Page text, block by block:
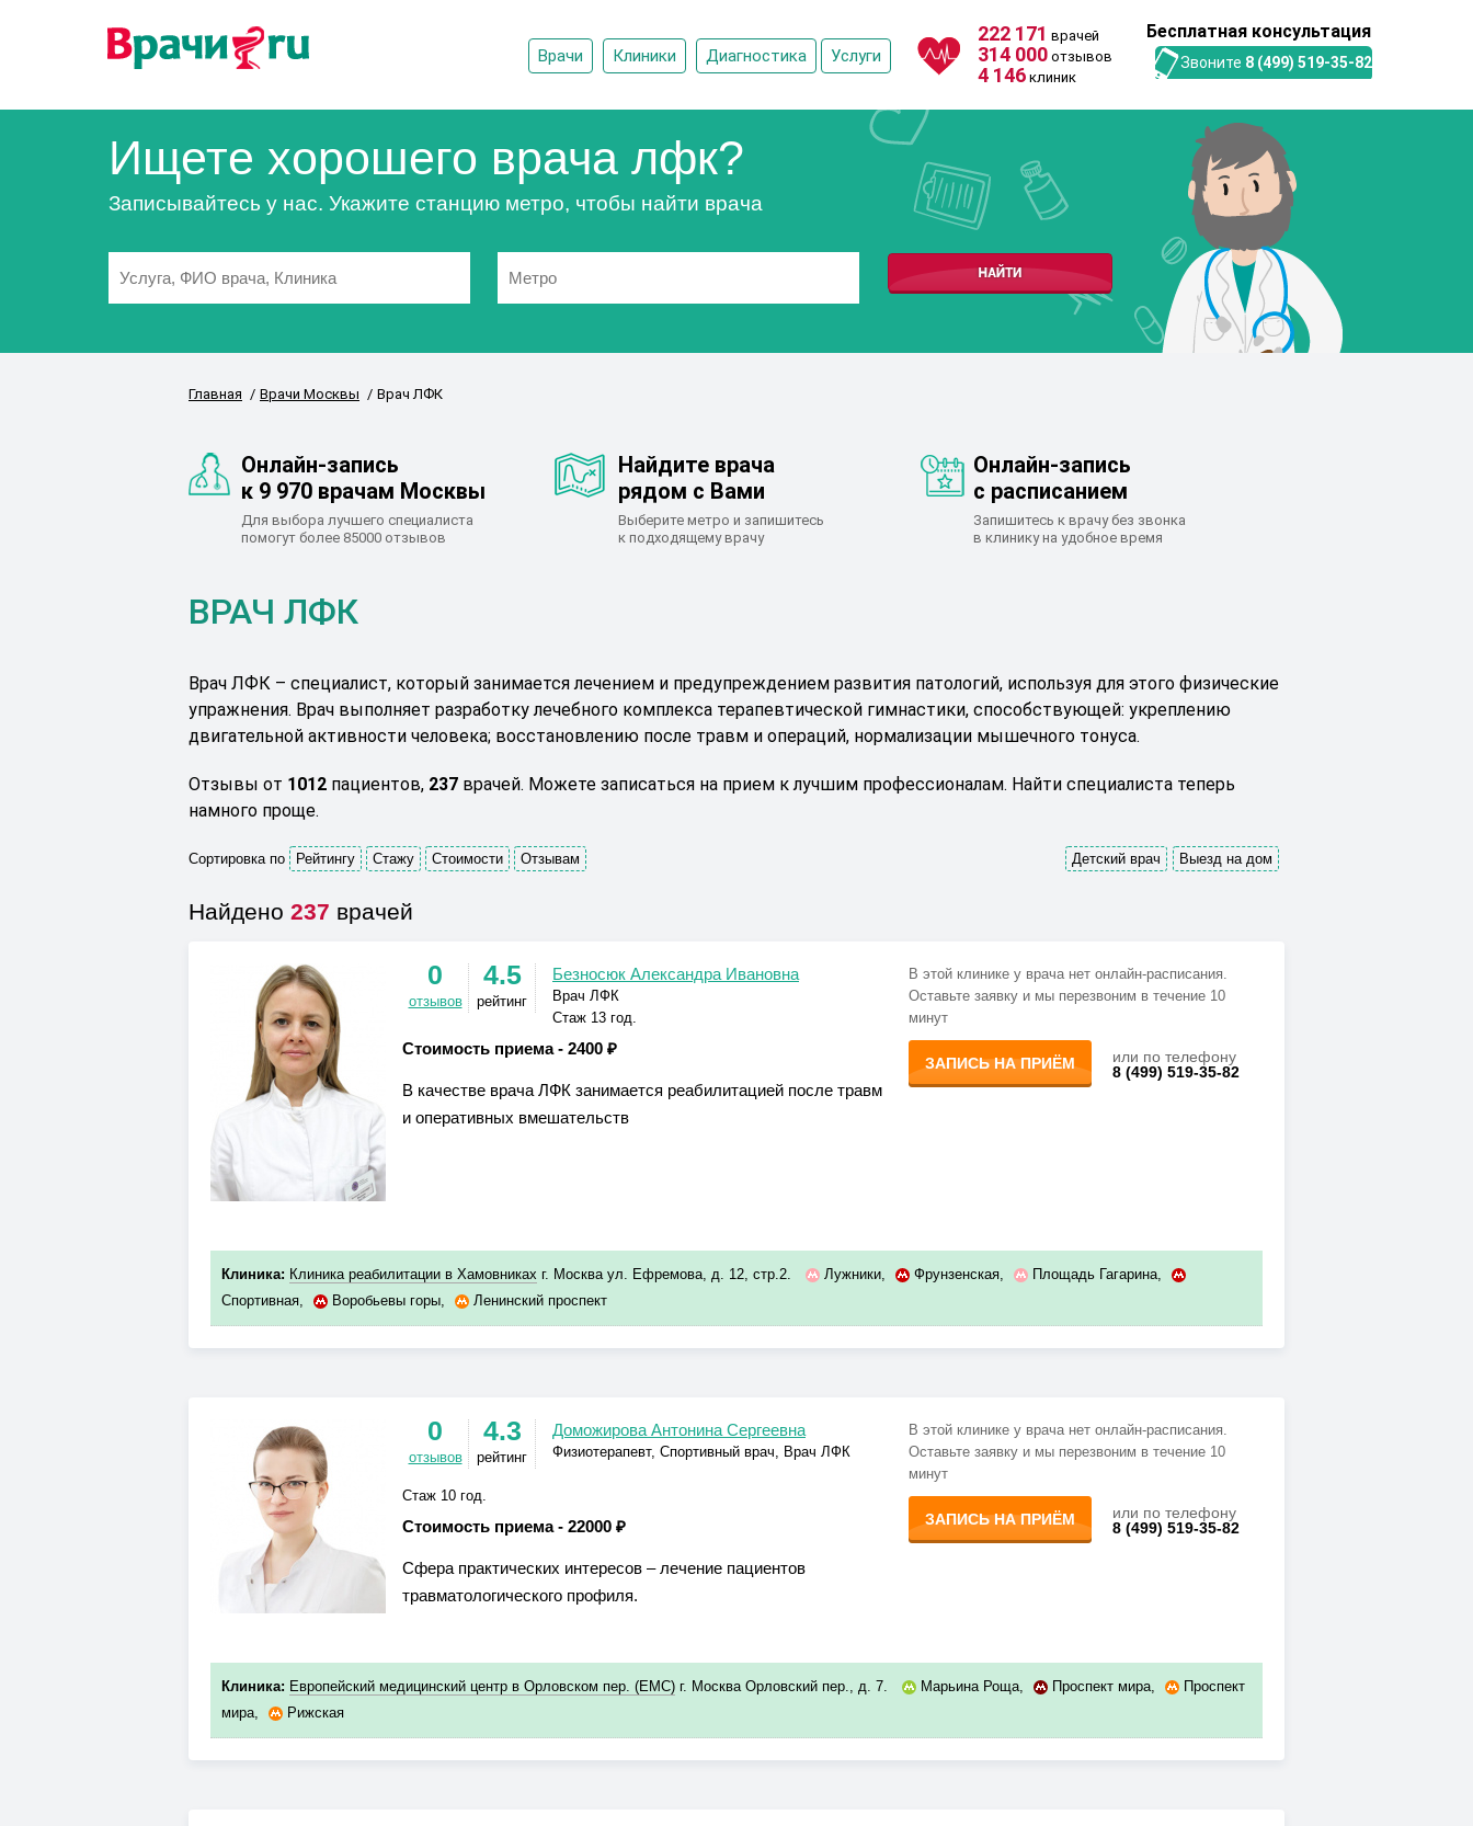
Врачи Клиники Диагностика Услуги
222 171 врачей
314 000 отзывов
4 146 клиник
Бесплатная консультация
Звоните 8 (499) 519-35-82
Ищете хорошего врача лфк?
Записывайтесь у нас. Укажите станцию метро, чтобы найти врача
Главная Врачи Москвы Врач ЛФК
Онлайн-запись
к 9 970 врачам Москвы
Для выбора лучшего специалиста
помогут более 85000 отзывов
Найдите врача
рядом с Вами
Выберите метро и запишитесь
к подходящему врачу
Онлайн-запись
с расписанием
Запишитесь к врачу без звонка
в клинику на удобное время
ВРАЧ ЛФК
Врач ЛФК – специалист, который занимается лечением и предупреждением развития патологий, используя для этого физические
упражнения. Врач выполняет разработку лечебного комплекса терапевтической гимнастики, способствующей: укреплению
двигательной активности человека; восстановлению после травм и операций, нормализации мышечного тонуса.
Отзывы от 1012 пациентов, 237 врачей. Можете записаться на прием к лучшим профессионалам. Найти специалиста теперь
намного проще.
Сортировка по Рейтингу Стажу Стоимости Отзывам Выезд на дом
Детский врач
Найдено 237 врачей
В этой клинике у врача нет онлайн-расписания.
Оставьте заявку и мы перезвоним в течение 10
минут
ЗАПИСЬ НА ПРИЁМ
или по телефону
8 (499) 519-35-82
0
отзывов
4.5
рейтинг
Безносюк Александра Ивановна
Врач ЛФК
Стаж 13 год.
Стоимость приема - 2400 ₽
В качестве врача ЛФК занимается реабилитацией после травм
и оперативных вмешательств
Клиника: Клиника реабилитации в Хамовниках г. Москва ул. Ефремова, д. 12, стр.2. Лужники, Фрунзенская, Площадь Гагарина,
Спортивная, Воробьевы горы, Ленинский проспект
В этой клинике у врача нет онлайн-расписания.
Оставьте заявку и мы перезвоним в течение 10
минут
ЗАПИСЬ НА ПРИЁМ
или по телефону
8 (499) 519-35-82
0
отзывов
4.3
рейтинг
Доможирова Антонина Сергеевна
Физиотерапевт, Спортивный врач, Врач ЛФК
Стаж 10 год.
Стоимость приема - 22000 ₽
Сфера практических интересов – лечение пациентов
травматологического профиля.
Клиника: Европейский медицинский центр в Орловском пер. (ЕМС) г. Москва Орловский пер., д. 7. Марьина Роща, Проспект мира,
Проспект
мира, Рижская